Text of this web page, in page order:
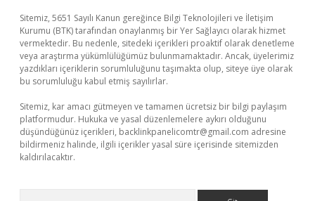
Sitemiz, 5651 Sayılı Kanun gereğince Bilgi Teknolojileri ve İletişim
Kurumu (BTK) tarafından onaylanmış bir Yer Sağlayıcı olarak hizmet
vermektedir. Bu nedenle, sitedeki içerikleri proaktif olarak denetleme
veya araştırma yükümlülüğümüz bulunmamaktadır. Ancak, üyelerimiz
yazdıkları içeriklerin sorumluluğunu taşımakta olup, siteye üye olarak
bu sorumluluğu kabul etmiş sayılırlar.
Sitemiz, kar amacı gütmeyen ve tamamen ücretsiz bir bilgi paylaşım
platformudur. Hukuka ve yasal düzenlemelere aykırı olduğunu
düşündüğünüz içerikleri, backlinkpanelicomtr@gmail.com adresine
bildirmeniz halinde, ilgili içerikler yasal süre içerisinde sitemizden
kaldırılacaktır.